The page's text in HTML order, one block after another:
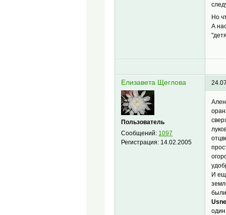
Но
А
Елизавета Щеглова
Пользователь
Сообщений: 1097
Регистрация: 14.02.2005
И